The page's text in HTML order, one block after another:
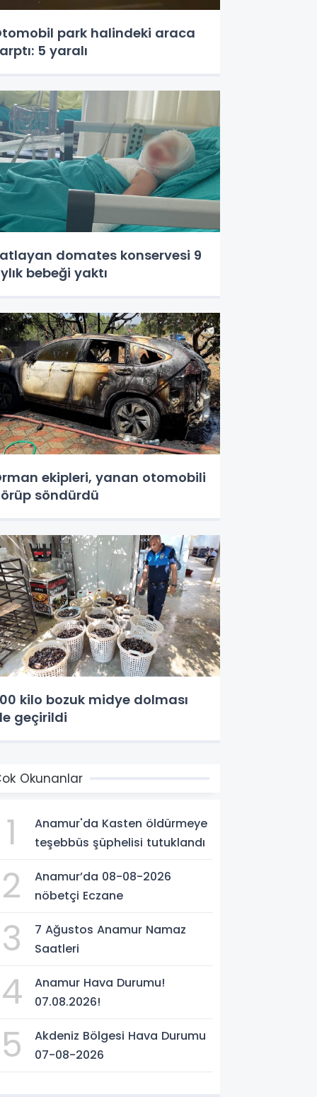
park halindeki araca
5 yaralı
domates konservesi 9
bebeği yaktı
ekipleri, yanan otomobili
söndürdü
kilo bozuk midye dolması
geçirildi
Okunanlar
1
Anamur'da Kasten öldürmeye
teşebbüs şüphelisi tutuklandı
2
Anamur’da 08-08-2026
nöbetçi Eczane
3
7 Ağustos Anamur Namaz
Saatleri
4
Anamur Hava Durumu!
07.08.2026!
5
Akdeniz Bölgesi Hava Durumu
07-08-2026